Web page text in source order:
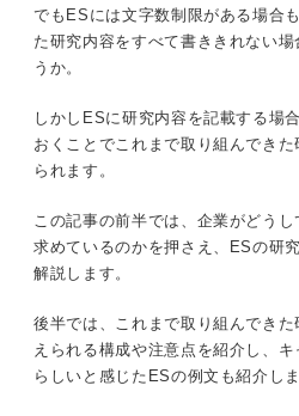
学んだこと
研究内容はこう書く！
量子力学系
情報処理系
でもESには文字数制限がある場合
た研究内容をすべて書ききれない
うか。
しかしESに研究内容を記載する場
おくことでこれまで取り組んでき
られます。
この記事の前半では、企業がどう
求めているのかを押さえ、ESの研
解説します。
後半では、これまで取り組んでき
えられる構成や注意点を紹介し、
らしいと感じたESの例文も紹介しま
研究の成果や実績
今後の展開について
要チェック！ ESに研究内容を
①簡潔にわかりやすくまとめる
②研究で工夫した点・学んだ点
③実績や第三者の評価を入れる